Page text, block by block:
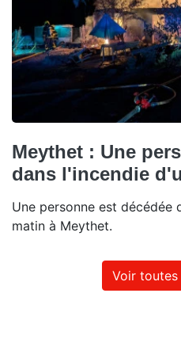
Meythet : Une
dans l'incendie
Une personne est décédée
matin à Meythet.
Voir